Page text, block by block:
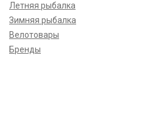
Летняя рыбалка
Зимняя рыбалка
Велотовары
Бренды